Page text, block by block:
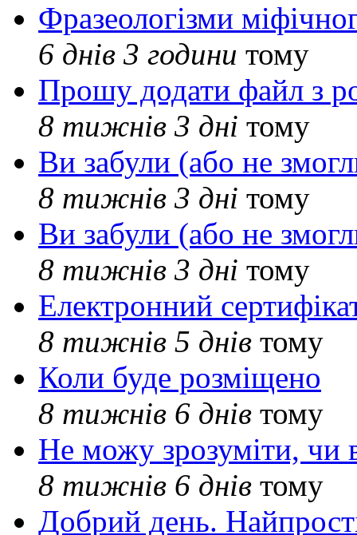
Фразеологізми
6 днів 3 години тому
Прошу додати файл з
8 тижнів 3 дні тому
Ви забули (або не
8 тижнів 3 дні тому
Ви забули (або не
8 тижнів 3 дні тому
Електронний
8 тижнів 5 днів тому
Коли буде розміщено
8 тижнів 6 днів тому
Не можу зрозуміти, чи
8 тижнів 6 днів тому
Добрий день.